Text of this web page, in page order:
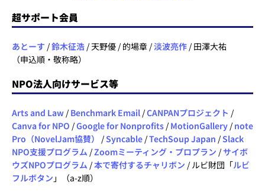
超サポート会員
あとーす /鈴木征浩 / 天野優 / 的場章 /淡波亮作 / 田澤大祐
（申込順・敬称略）
NPO法人向けサービス等
Arts and Law / Benchmark Email /CANPANプロジェクト /
Canva for NPO /Google for Nonprofits / MotionGallery / note
Pro（NovelJam協賛）
/Syncable /TechSoup Japan /Slack
NPO支援プログラム /Zoomミーティング・プロプラン /サイボ
ウズNPOプログラム /本で寄付するチャリボン / ルビ財団「ルビ
フルボタン 」（a-z順）